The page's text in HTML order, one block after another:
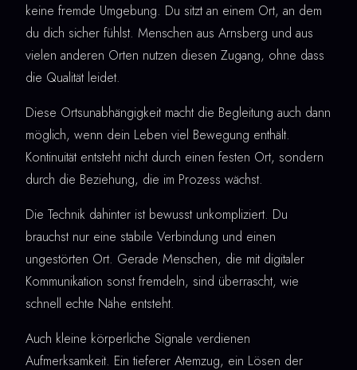
keine fremde Umgebung. Du sitzt an einem Ort, an dem
du dich sicher fühlst. Menschen aus Arnsberg und aus
vielen anderen Orten nutzen diesen Zugang, ohne dass
die Qualität leidet.
Diese Ortsunabhängigkeit macht die Begleitung auch dann
möglich, wenn dein Leben viel Bewegung enthält.
Kontinuität entsteht nicht durch einen festen Ort, sondern
durch die Beziehung, die im Prozess wächst.
Die Technik dahinter ist bewusst unkompliziert. Du
brauchst nur eine stabile Verbindung und einen
ungestörten Ort. Gerade Menschen, die mit digitaler
Kommunikation sonst fremdeln, sind überrascht, wie
schnell echte Nähe entsteht.
Auch kleine körperliche Signale verdienen
Aufmerksamkeit. Ein tieferer Atemzug, ein Lösen der